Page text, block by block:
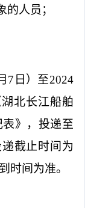
人员；
7日）至2024
北长江船舶
》，投递至
递截止时间为
时间为准。